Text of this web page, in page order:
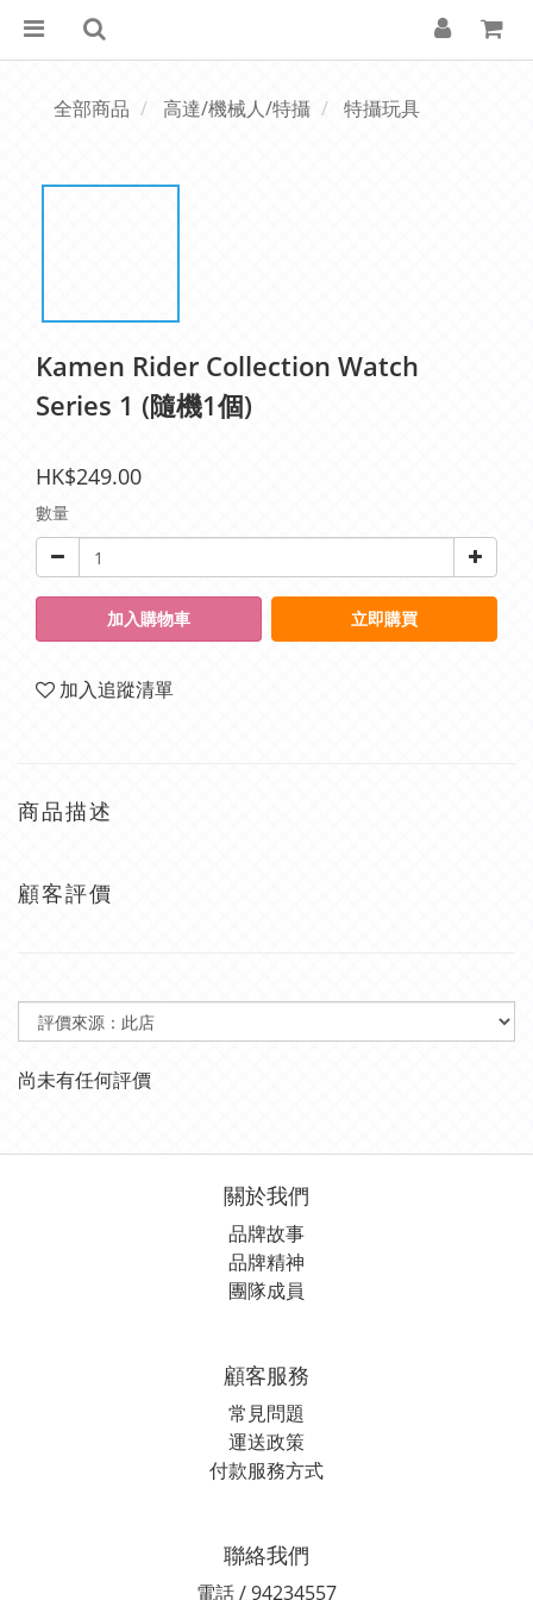
全部商品 高達/機械人/特攝 特攝玩具
Kamen Rider Collection Watch
Series 1 (隨機1個)
HK$249.00
數量
加入購物車 立即購買
加入追蹤清單
商品描述
顧客評價
尚未有任何評價
關於我們
品牌故事
品牌精神
團隊成員
顧客服務
常見問題
運送政策
付款服務方式
聯絡我們
電話 / 94234557